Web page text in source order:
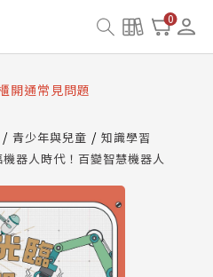
0
讀墨系統維護中，本站同步暫
閱讀資產合併與書櫃開通申請
開通常見問題
升級重要說明及資產合併結果
讀墨系統維護中，本站同步暫
青少年與兒童
知識學習
器人時代！百變智慧機器人